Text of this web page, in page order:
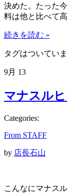
決めた。たった
料は他と比べて
続きを読む »
タグはついてい
9月 13
マナスル
Categories:
From STAFF
by 店長石山
こんなにマナス